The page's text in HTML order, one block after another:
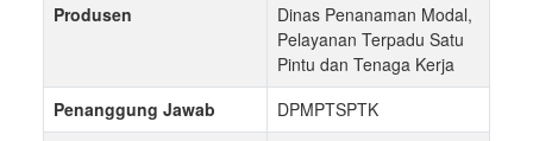
Produsen
Dinas Penanaman Modal,
Pelayanan Terpadu Satu
Pintu dan Tenaga Kerja
Penanggung Jawab
DPMPTSPTK